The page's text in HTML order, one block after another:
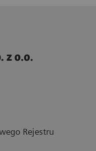
z o.o.
Rejestru